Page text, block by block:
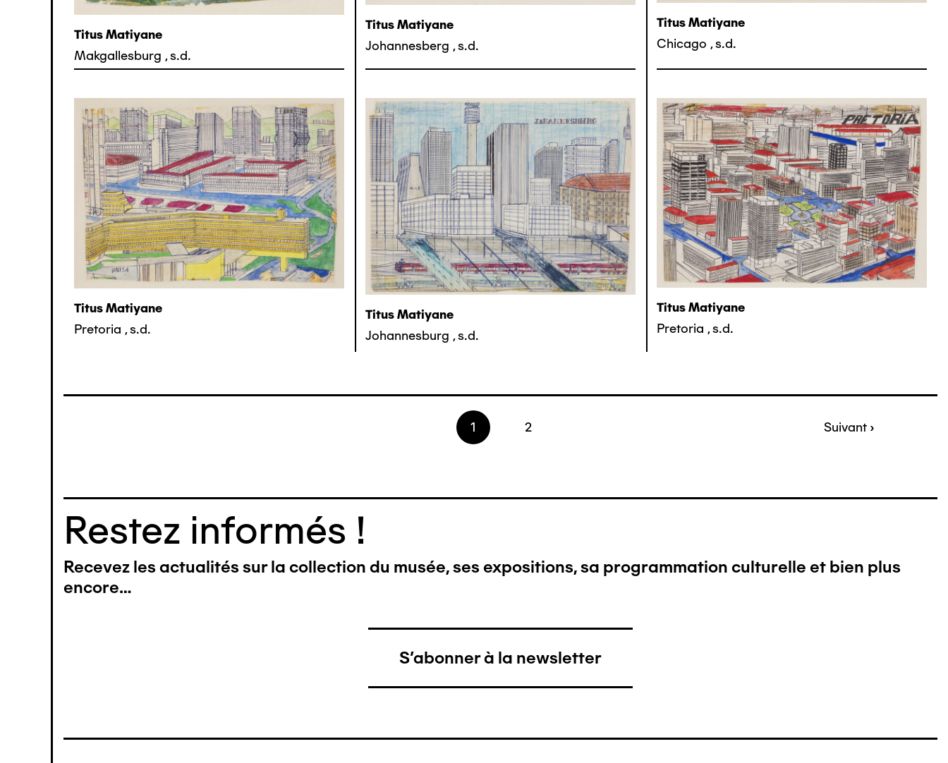
Titus Matiyane
Makgallesburg ,s.d.
Titus Matiyane
Johannesberg ,s.d.
Titus Matiyane
Chicago ,s.d.
Titus Matiyane
Pretoria ,s.d.
Titus Matiyane
Johannesburg ,s.d.
Titus Matiyane
Pretoria ,s.d.
Page
1 Page
2 Page
Suivant ›
Restez informés !
Recevez les actualités sur la collection du musée, ses expositions, sa programmation culturelle et bien plus
encore…
S'abonner à la newsletter